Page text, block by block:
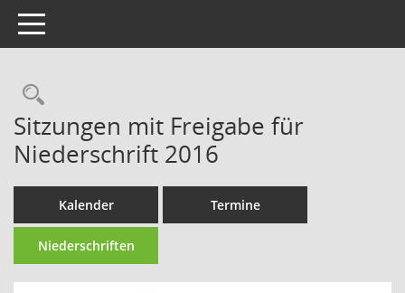
Toggle navigation
Rechercheauswahl
Sitzungen mit Freigabe für
Niederschrift 2016
Kalender Termine
Niederschriften